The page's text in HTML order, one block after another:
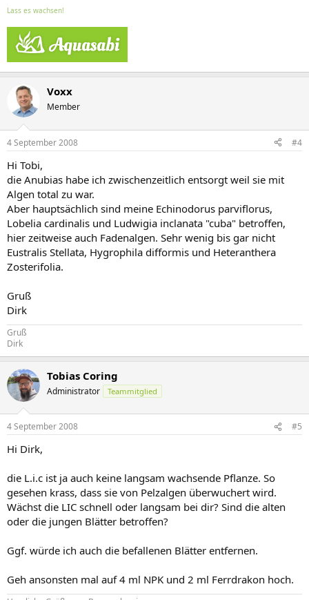
Lass es wachsen!
Voxx
Member
4 September 2008 #4
Hi Tobi,
die Anubias habe ich zwischenzeitlich entsorgt weil sie mit
Algen total zu war.
Aber hauptsächlich sind meine Echinodorus parviflorus,
Lobelia cardinalis und Ludwigia inclanata "cuba" betroffen,
hier zeitweise auch Fadenalgen. Sehr wenig bis gar nicht
Eustralis Stellata, Hygrophila difformis und Heteranthera
Zosterifolia.
Gruß
Dirk
Gruß
Dirk
Tobias Coring
Administrator Teammitglied
4 September 2008 #5
Hi Dirk,
die L.i.c ist ja auch keine langsam wachsende Pflanze. So
gesehen krass, dass sie von Pelzalgen überwuchert wird.
Wächst die LIC schnell oder langsam bei dir? Sind die alten
oder die jungen Blätter betroffen?
Ggf. würde ich auch die befallenen Blätter entfernen.
Geh ansonsten mal auf 4 ml NPK und 2 ml Ferrdrakon hoch.